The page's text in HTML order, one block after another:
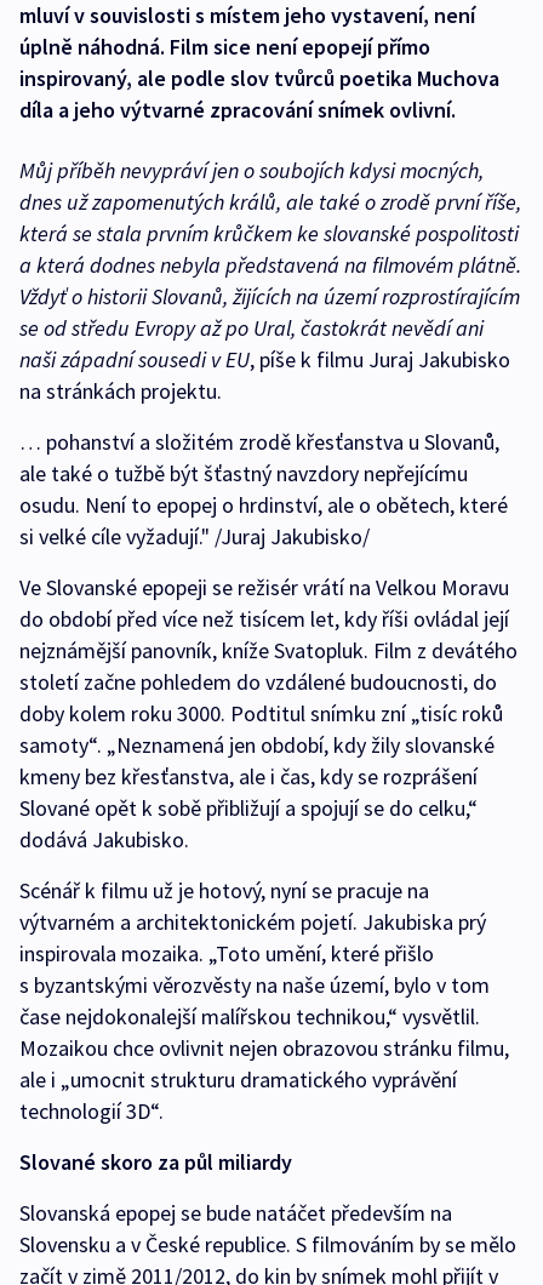
mluví v souvislosti s místem jeho vystavení, není
úplně náhodná. Film sice není epopejí přímo
inspirovaný, ale podle slov tvůrců poetika Muchova
díla a jeho výtvarné zpracování snímek ovlivní.
Můj příběh nevypráví jen o soubojích kdysi mocných,
dnes už zapomenutých králů, ale také o zrodě první říše,
která se stala prvním krůčkem ke slovanské pospolitosti
a která dodnes nebyla představená na filmovém plátně.
Vždyť o historii Slovanů, žijících na území rozprostírajícím
se od středu Evropy až po Ural, častokrát nevědí ani
naši západní sousedi v EU, píše k filmu Juraj Jakubisko
na stránkách projektu.
… pohanství a složitém zrodě křesťanstva u Slovanů,
ale také o tužbě být šťastný navzdory nepřejícímu
osudu. Není to epopej o hrdinství, ale o obětech, které
si velké cíle vyžadují." /Juraj Jakubisko/
Ve Slovanské epopeji se režisér vrátí na Velkou Moravu
do období před více než tisícem let, kdy říši ovládal její
nejznámější panovník, kníže Svatopluk. Film z devátého
století začne pohledem do vzdálené budoucnosti, do
doby kolem roku 3000. Podtitul snímku zní „tisíc roků
samoty“. „Neznamená jen období, kdy žily slovanské
kmeny bez křesťanstva, ale i čas, kdy se rozprášení
Slované opět k sobě přibližují a spojují se do celku,“
dodává Jakubisko.
Scénář k filmu už je hotový, nyní se pracuje na
výtvarném a architektonickém pojetí. Jakubiska prý
inspirovala mozaika. „Toto umění, které přišlo
s byzantskými věrozvěsty na naše území, bylo v tom
čase nejdokonalejší malířskou technikou,“ vysvětlil.
Mozaikou chce ovlivnit nejen obrazovou stránku filmu,
ale i „umocnit strukturu dramatického vyprávění
technologií 3D“.
Slované skoro za půl miliardy
Slovanská epopej se bude natáčet především na
Slovensku a v České republice. S filmováním by se mělo
začít v zimě 2011/2012, do kin by snímek mohl přijít v